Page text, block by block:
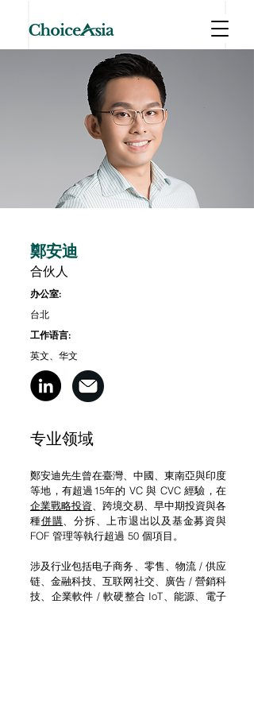
鄭安迪
合伙人
办公室:
台北
工作语言:
英文、华文
专业领域
鄭安迪先生曾在臺灣、中國、東南亞與印度
等地，有超過15年的 VC 與 CVC 經驗，在
企業戰略投資 、跨境交易、早中期投資與各
種併購 、分拆、上市退出以及基金募資與
FOF 管理等執行超過 50 個項目。
涉及行业包括电子商务、零售、物流 / 供应
链、金融科技、互联网社交、廣告 / 營銷科
技、企業軟件 / 軟硬整合 IoT、能源、電子